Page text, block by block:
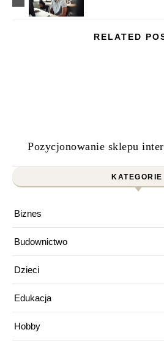
RELATED
Pozycjonowanie sklepu
KATEGORIE
Biznes
Budownictwo
Dzieci
Edukacja
Hobby